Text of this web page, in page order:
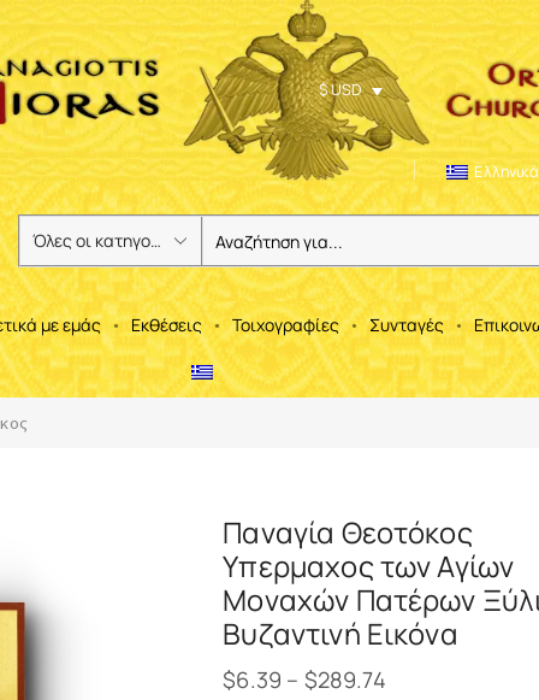
$ USD
Ελληνικά
με εμάς Εκθέσεις Τοιχογραφίες Συνταγές
Παναγία Θεοτόκος
Υπερμαχος των Αγίων
Μοναχών Πατέρων
Βυζαντινή Εικόνα
$6.39 – $289.74